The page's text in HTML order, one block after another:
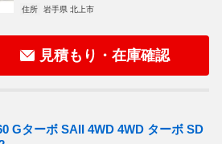
住所
岩手県 北上市
見積もり・在庫確認
Gターボ SAII 4WD 4WD ターボ SD